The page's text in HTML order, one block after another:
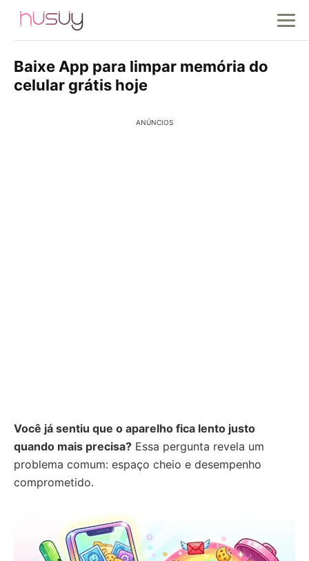
Baixe App para limpar memória do
celular grátis hoje
ANÚNCIOS
Você já sentiu que o aparelho fica lento justo
quando mais precisa? Essa pergunta revela um
problema comum: espaço cheio e desempenho
comprometido.